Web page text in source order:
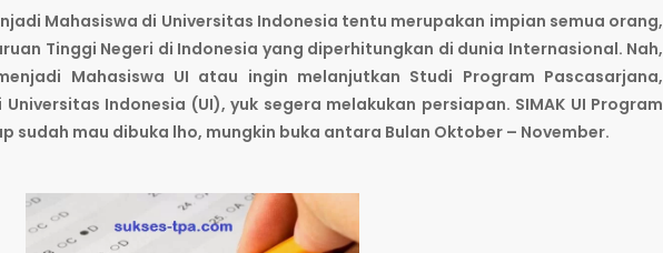
Mahasiswa di Universitas Indonesia tentu merupakan impian semua orang,
Tinggi Negeri di Indonesia yang diperhitungkan di dunia Internasional. Nah,
Mahasiswa UI atau ingin melanjutkan Studi Program Pascasarjana,
Indonesia (UI), yuk segera melakukan persiapan. SIMAK UI Program
sudah mau dibuka lho, mungkin buka antara Bulan Oktober – November.